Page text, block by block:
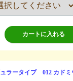
カートに入れる
ラータイプ 012 カドミ